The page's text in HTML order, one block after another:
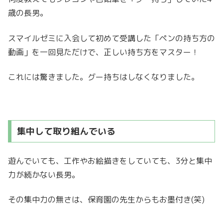
歳の長男。
スマイルゼミに入会して初めて受講した「ペンの持ち方の
動画」を一回見ただけで、正しい持ち方をマスター！
これには驚きました。グー持ちはしなくなりました。
集中して取り組んでいる
遊んでいても、工作やお絵描きをしていても、3分と集中
力が続かない長男。
その集中力の無さは、保育園の先生からもお墨付き(笑)